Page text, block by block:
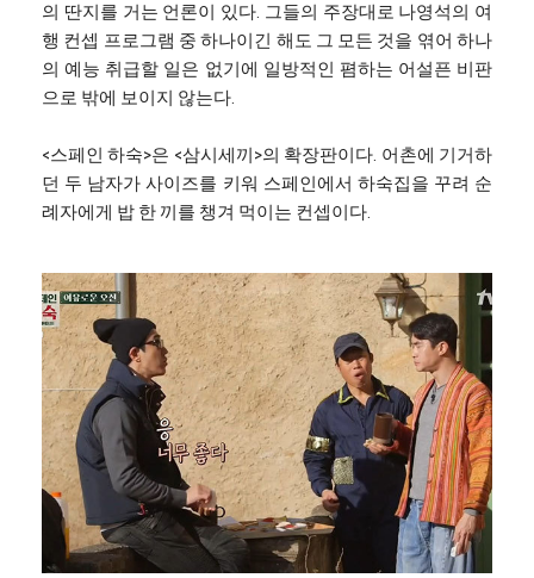
의 딴지를 거는 언론이 있다. 그들의 주장대로 나영석의 여
행 컨셉 프로그램 중 하나이긴 해도 그 모든 것을 엮어 하나
의 예능 취급할 일은 없기에 일방적인 폄하는 어설픈 비판
으로 밖에 보이지 않는다.
<스페인 하숙>은 <삼시세끼>의 확장판이다. 어촌에 기거하
던 두 남자가 사이즈를 키워 스페인에서 하숙집을 꾸려 순
례자에게 밥 한 끼를 챙겨 먹이는 컨셉이다.